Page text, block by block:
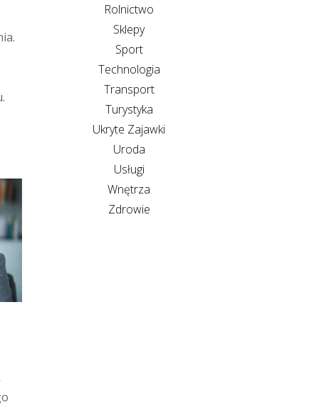
Rolnictwo
Sklepy
Sport
Technologia
Transport
Turystyka
Ukryte Zajawki
Uroda
Usługi
Wnętrza
Zdrowie